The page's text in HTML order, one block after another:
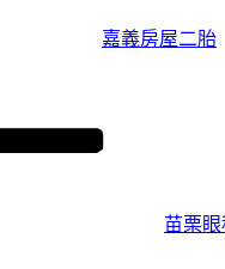
嘉義房屋二胎
苗栗